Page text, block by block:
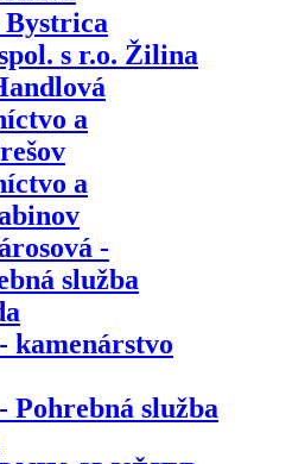
Bystrica
s r.o. Žilina
a
a
-
služba
kamenárstvo
služba